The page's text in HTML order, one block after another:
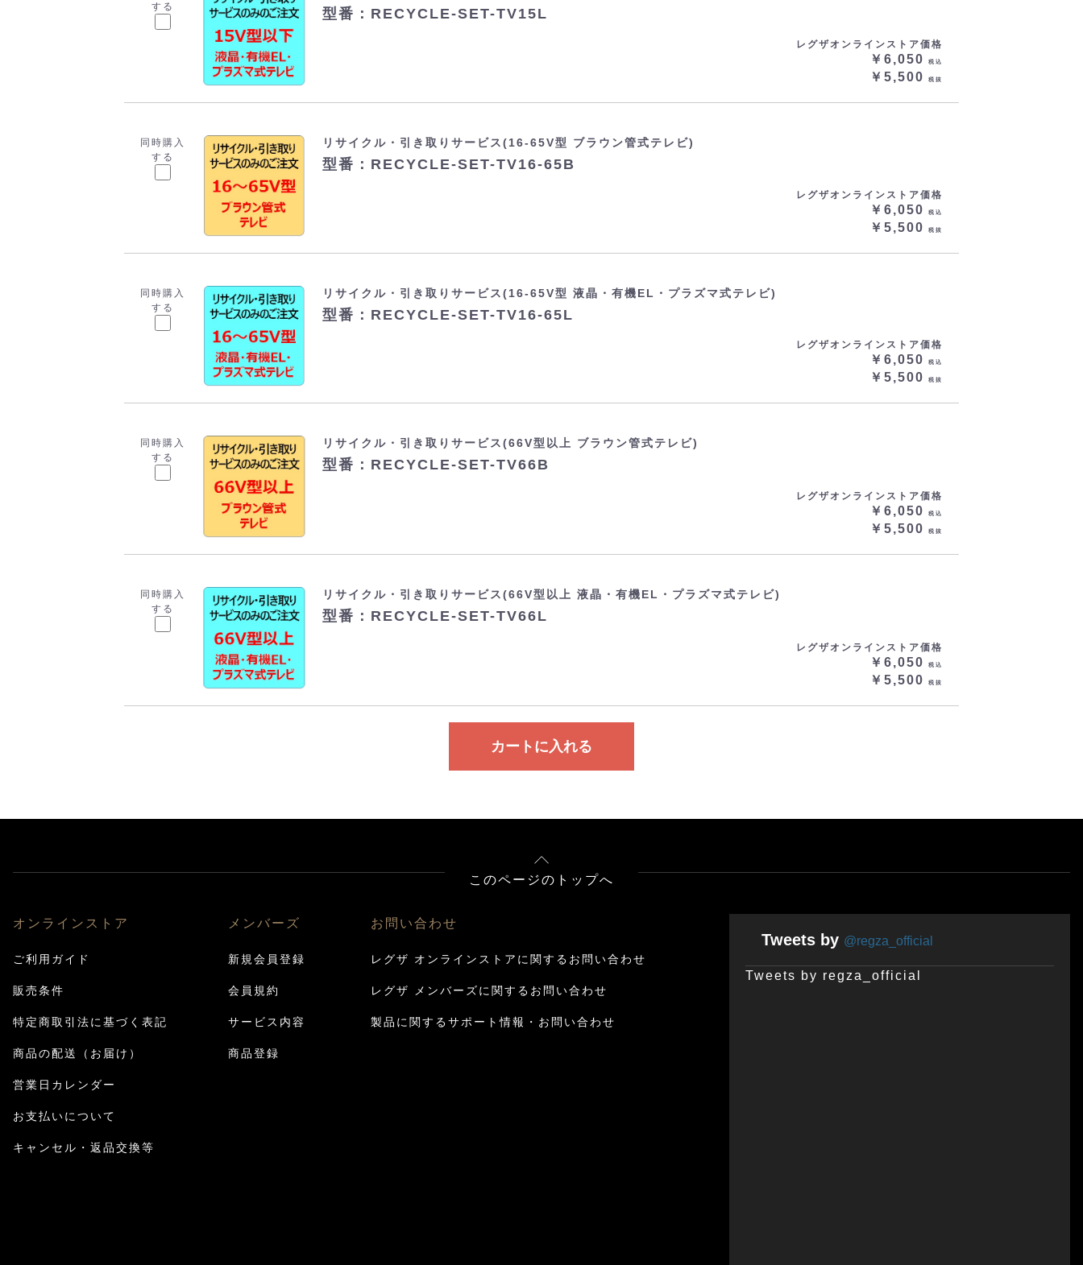
レグザオンラインストア価格
￥6,050 税込
￥5,500 税抜
する
型番：RECYCLE-SET-TV15L
レグザオンラインストア価格
￥6,050 税込
￥5,500 税抜
同時購入
する
リサイクル・引き取りサービス(16-65V型 ブラウン管式テレビ)
型番：RECYCLE-SET-TV16-65B
レグザオンラインストア価格
￥6,050 税込
￥5,500 税抜
同時購入
する
リサイクル・引き取りサービス(16-65V型 液晶・有機EL・プラズマ式テレビ)
型番：RECYCLE-SET-TV16-65L
レグザオンラインストア価格
￥6,050 税込
￥5,500 税抜
同時購入
する
リサイクル・引き取りサービス(66V型以上 ブラウン管式テレビ)
型番：RECYCLE-SET-TV66B
レグザオンラインストア価格
￥6,050 税込
￥5,500 税抜
同時購入
する
リサイクル・引き取りサービス(66V型以上 液晶・有機EL・プラズマ式テレビ)
型番：RECYCLE-SET-TV66L
カートに入れる
このページのトップへ
オンラインストア
ご利用ガイド
販売条件
特定商取引法に基づく表記
商品の配送（お届け）
営業日カレンダー
お支払いについて
キャンセル・返品交換等
メンバーズ
新規会員登録
会員規約
サービス内容
商品登録
お問い合わせ
レグザ オンラインストアに関するお問い合わせ
レグザ メンバーズに関するお問い合わせ
製品に関するサポート情報・お問い合わせ
Tweets by @regza_official
Tweets by regza_official